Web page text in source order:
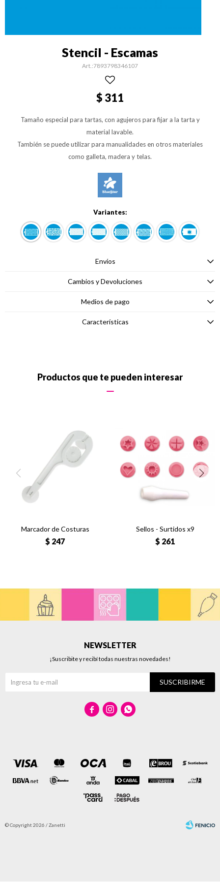
Stencil - Escamas
7893798346107
$ 311
Tamaño especial para tartas, con agujeros para fijar a la tarta y
material lavable.
También se puede utilizar para manualidades en otros materiales
como galleta, madera y telas.
Variantes:
Envíos
Cambios y Devoluciones
Medios de pago
Características
Productos que te pueden interesar
Marcador de Costuras
$ 247
Sellos - Surtidos x9
$ 261
NEWSLETTER
¡Suscribite y recibí todas nuestras novedades!
SUSCRIBIRME
  
© Copyright 2026 / Zanetti